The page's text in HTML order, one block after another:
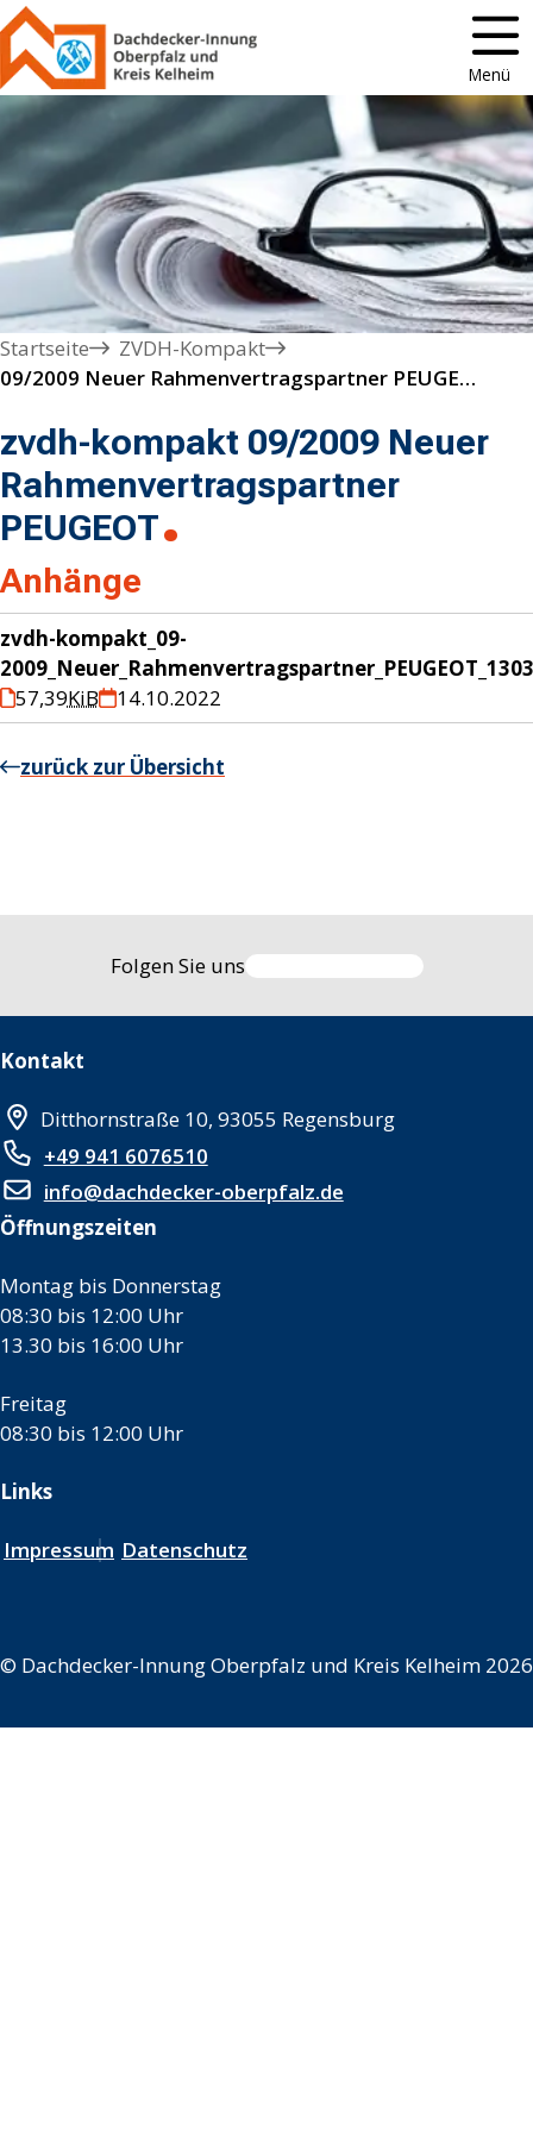
Menü
Startseite
ZVDH-Kompakt
09/2009 Neuer Rahmenvertragspartner PEUGEOT
zvdh-kompakt 09/2009 Neuer
Rahmenvertragspartner
PEUGEOT
Anhänge
zvdh-kompakt_09-
57,39KiB 14.10.2022
zurück zur Übersicht
Folgen Sie uns
Kontakt
Ditthornstraße 10, 93055 Regensburg
+49 941 6076510
info@dachdecker-oberpfalz.de
Öffnungszeiten
Montag bis Donnerstag
08:30 bis 12:00 Uhr
13.30 bis 16:00 Uhr
Freitag
08:30 bis 12:00 Uhr
Links
Impressum Datenschutz
© Dachdecker-Innung Oberpfalz und Kreis Kelheim 2026